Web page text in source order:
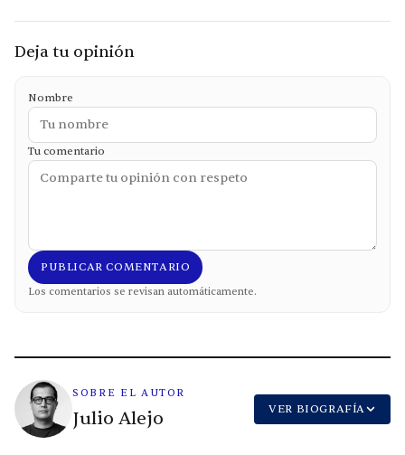
Deja tu opinión
Nombre
Tu comentario
PUBLICAR COMENTARIO
Los comentarios se revisan automáticamente.
SOBRE EL AUTOR
Julio Alejo VER BIOGRAFÍA